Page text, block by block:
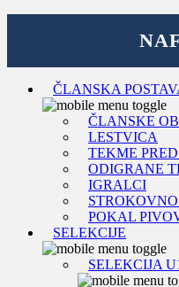
ČLANSKA
ČLANSKE
LESTVICA
TEKME
ODIGRANE
IGRALCI
POKAL
SELEKCIJE
SELEKCIJA